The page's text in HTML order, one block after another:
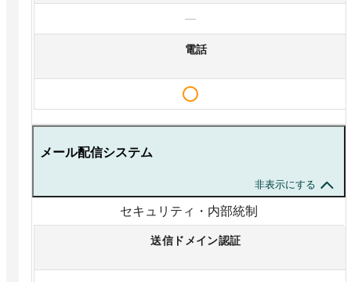
—
電話
メール配信システム
非表示にする
セキュリティ・内部統制
送信ドメイン認証